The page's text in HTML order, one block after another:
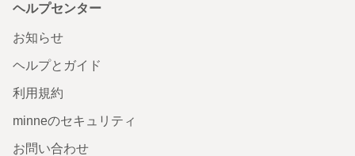
ヘルプセンター
お知らせ
ヘルプとガイド
利用規約
minneのセキュリティ
お問い合わせ